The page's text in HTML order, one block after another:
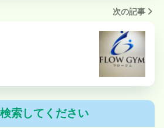
次の記事
索してください